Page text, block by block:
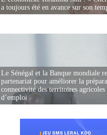
a toujours été en avance sur son
Le Sénégal et la Banque mondiale
partenariat pour améliorer la
connectivité des territoires agricoles
d’emploi